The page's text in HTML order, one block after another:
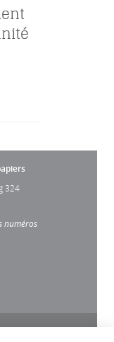
324
numéros